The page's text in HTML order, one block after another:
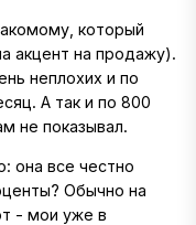
который
акцент на продажу).
неплохих и по
А так и по 800
не показывал.
она все честно
Обычно на
- мои уже в